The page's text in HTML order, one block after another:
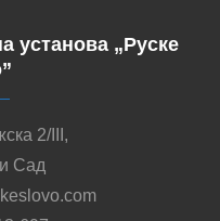
установа „Руске
2/III,
Сад